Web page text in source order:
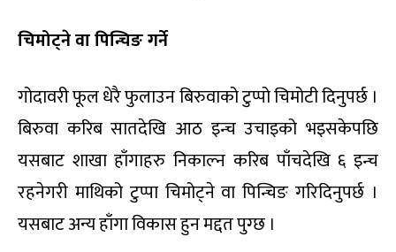
चिमोट्ने वा पिन्चिङ गर्ने
गोदावरी फूल धेरै फुलाउन बिरुवाको टुप्पो चिमोटी दिनुपर्छ ।
बिरुवा करिब सातदेखि आठ इन्च उचाइको भइसकेपछि
यसबाट शाखा हाँगाहरु निकाल्न करिब पाँचदेखि ६ इन्च
रहनेगरी माथिको टुप्पा चिमोट्ने वा पिन्चिङ गरिदिनुपर्छ ।
यसबाट अन्य हाँगा विकास हुन मद्दत पुग्छ ।